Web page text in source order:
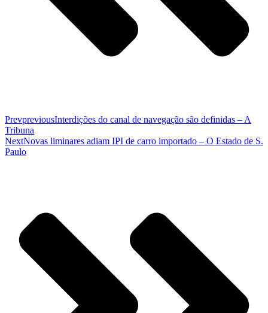
PrevpreviousInterdições do canal de navegação são definidas – A
Tribuna
NextNovas liminares adiam IPI de carro importado – O Estado de S.
Paulo